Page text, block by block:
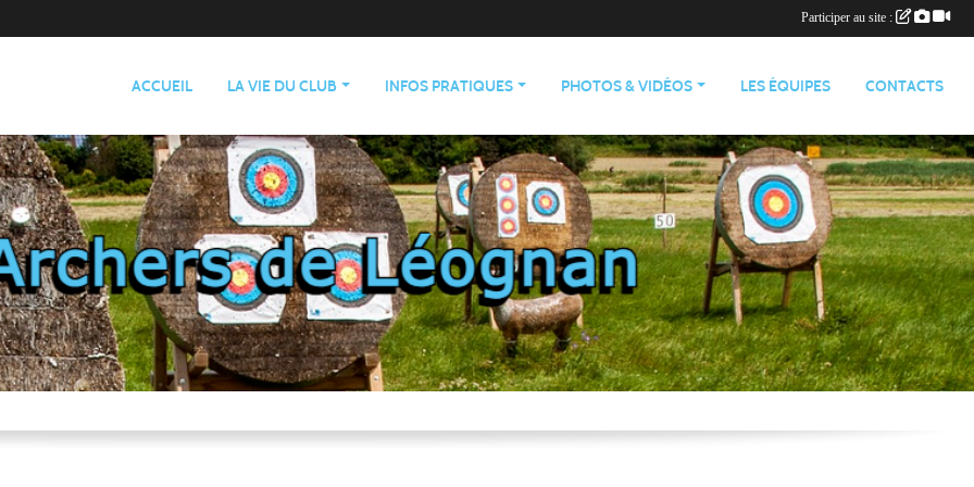
ACCUEIL LA VIE DU CLUB INFOS PRATIQUES PHOTOS & VIDÉOS LES ÉQUIPES CONTACTS
Participer au site :